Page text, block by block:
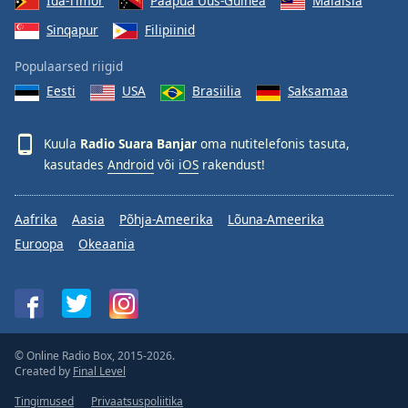
Sinqapur
Filipiinid
Populaarsed riigid
Eesti
USA Brasiilia Saksamaa
Kuula Radio Suara Banjar oma nutitelefonis tasuta,
kasutades Android või iOS rakendust!
Aafrika Aasia Põhja-Ameerika
Lõuna-Ameerika
Euroopa
Okeaania
© Online Radio Box, 2015-2026.
Created by Final Level
Tingimused
Privaatsuspoliitika